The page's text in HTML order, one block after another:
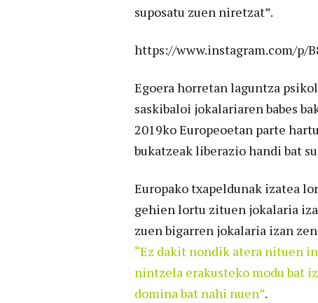
suposatu zuen niretzat”.
https://www.instagram.com/p/
Egoera horretan laguntza
saskibaloi jokalariaren babes
2019ko Europeoetan parte
bukatzeak liberazio handi bat
Europako txapeldunak izatea
gehien lortu zituen jokalaria
zuen bigarren jokalaria izan
“Ez dakit nondik atera nituen
nintzela erakusteko modu bat
domina bat nahi nuen”.